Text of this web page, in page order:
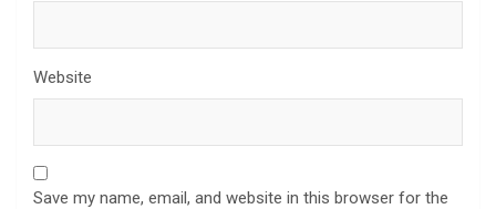
Website
Save my name, email, and website in this browser for the